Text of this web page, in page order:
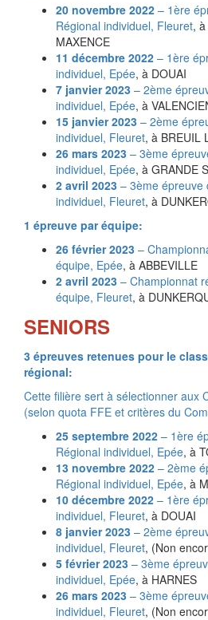
20 novembre 2022 – 1ère
Régional individuel, Fleuret,
MAXENCE
11 décembre 2022 – 1ère
individuel, Epée, à DOUAI
7 janvier 2023 – 2ème
individuel, Epée, à
15 janvier 2023 – 2ème
individuel, Fleuret, à BREUIL
26 mars 2023 – 3ème
individuel, Epée, à GRANDE
2 avril 2023 – 3ème épreuve
individuel, Fleuret, à
1 épreuve par équipe:
26 février 2023 –
équipe, Epée, à ABBEVILLE
2 avril 2023 – Championnat
équipe, Fleuret, à
SENIORS
3 épreuves retenues pour le
régional:
Cette filière sert à sélectionner aux
(selon quota FFE et critères du
25 septembre 2022 – 1ère
Régional individuel, Epée, à
13 novembre 2022 – 2ème
Régional individuel, Epée, à
10 décembre 2022 – 1ère
individuel, Fleuret, à DOUAI
8 janvier 2023 – 2ème
individuel, Fleuret, (Non
5 février 2023 – 3ème
individuel, Epée, à HARNES
26 mars 2023 – 3ème
individuel, Fleuret, (Non